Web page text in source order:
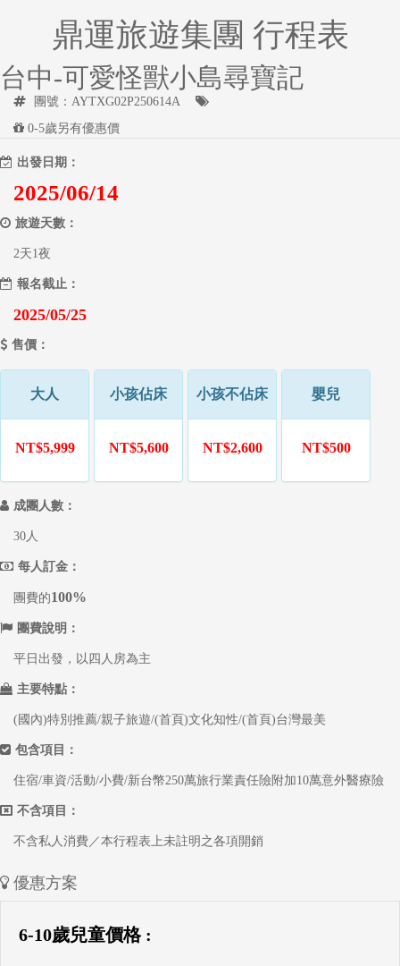
鼎運旅遊集團 行程表
台中-可愛怪獸小島尋寶記
團號：AYTXG02P250614A
0-5歲另有優惠價
出發日期：
2025/06/14
旅遊天數：
2天1夜
報名截止：
2025/05/25
售價：
大人
NT$5,999
小孩佔床
NT$5,600
小孩不佔床
NT$2,600
嬰兒
NT$500
成團人數：
30人
每人訂金：
團費的100%
團費說明：
平日出發，以四人房為主
主要特點：
(國內)特別推薦/親子旅遊/(首頁)文化知性/(首頁)台灣最美
包含項目：
住宿/車資/活動/小費/新台幣250萬旅行業責任險附加10萬意外醫療險
不含項目：
不含私人消費／本行程表上未註明之各項開銷
優惠方案
6-10歲兒童價格 :